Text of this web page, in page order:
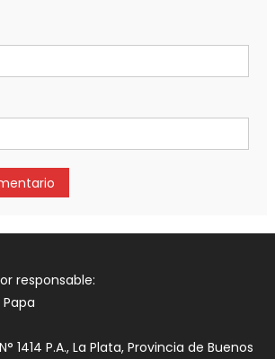
responsable:
1414 P.A., La Plata, Provincia de Buenos